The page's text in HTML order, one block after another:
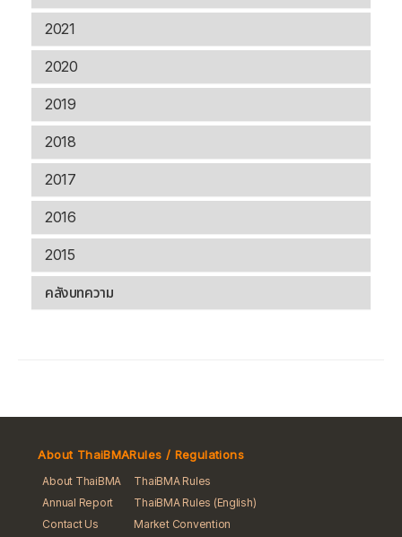
2021
2020
2019
2018
2017
2016
2015
คลังบทความ
About ThaiBMA
About ThaiBMA
Annual Report
Contact Us
Rules / Regulations
ThaiBMA Rules
ThaiBMA Rules (English)
Market Convention